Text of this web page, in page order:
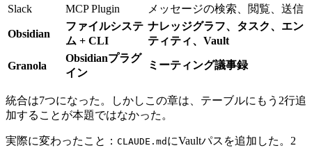
Slack
MCP Plugin メッセージの検索、閲覧、送信
Obsidian
ファイルシステ
ム + CLI
ナレッジグラフ、タスク、エン
ティティ、Vault
Granola
Obsidianプラグ
イン
ミーティング議事録
統合は7つになった。しかしこの章は、テーブルにもう2行追
加することが本題ではなかった。
実際に変わったこと： CLAUDE.md にVaultパスを追加した。2